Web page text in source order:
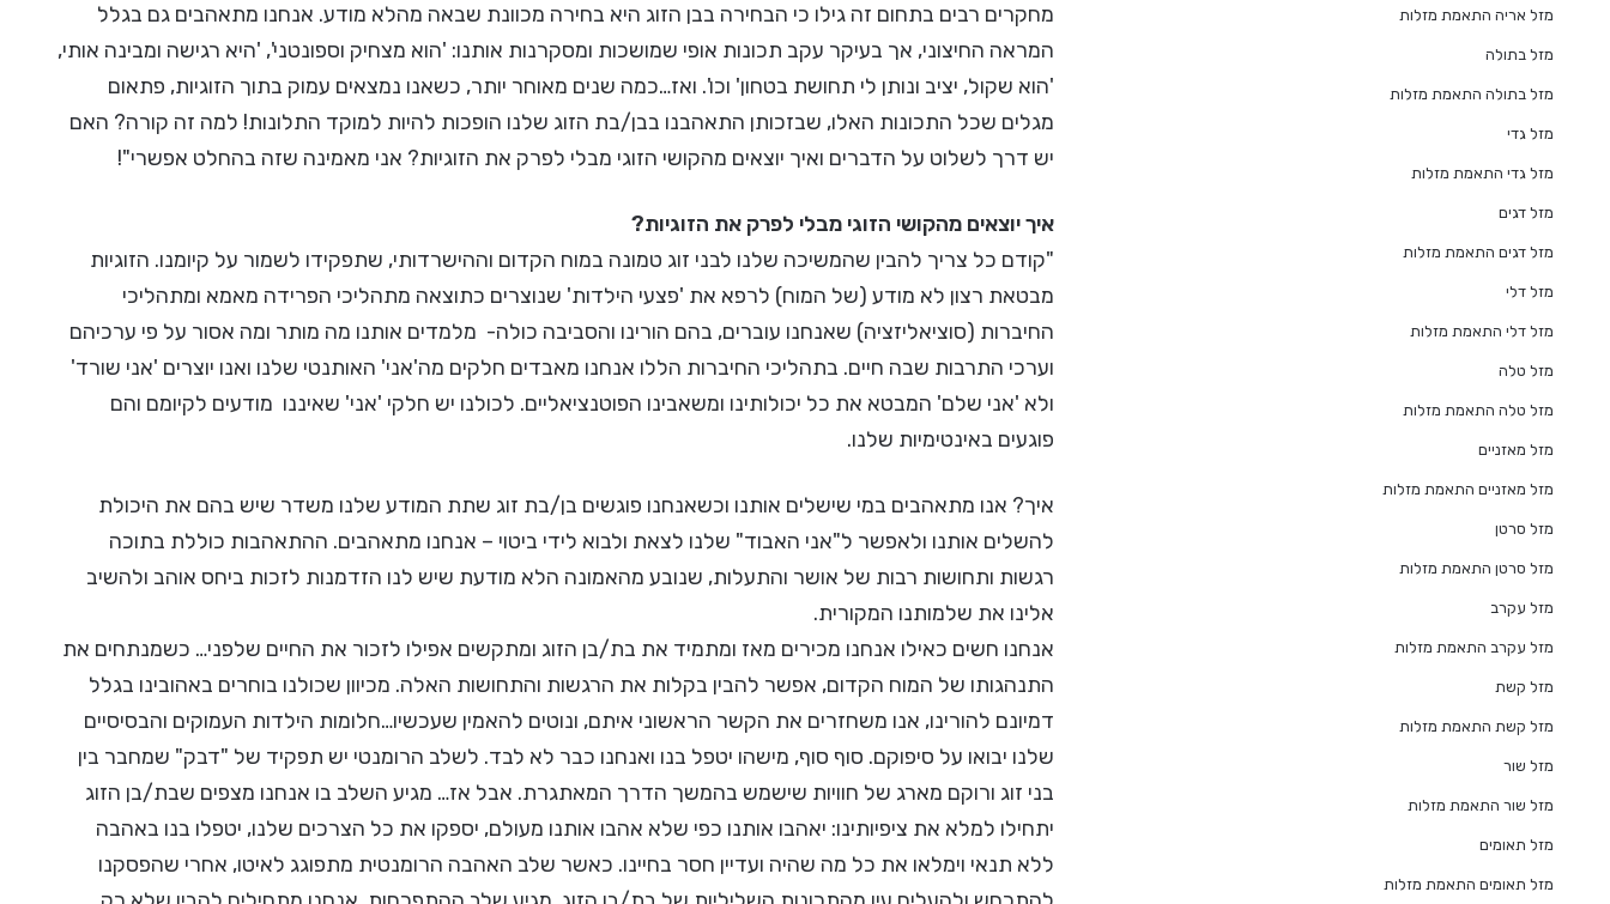
מחקרים רבים בתחום זה גילו כי הבחירה בבן הזוג היא בחירה מכוונת שבאה מהלא מודע. אנחנו מתאהבים גם בגלל
המראה החיצוני, אך בעיקר עקב תכונות אופי שמושכות ומסקרנות אותנו: 'הוא מצחיק וספונטני', 'היא רגישה ומבינה אותי,
'הוא שקול, יציב ונותן לי תחושת בטחון' וכו'. ואז…כמה שנים מאוחר יותר, כשאנו נמצאים עמוק בתוך הזוגיות, פתאום
מגלים שכל התכונות האלו, שבזכותן התאהבנו בבן/בת הזוג שלנו הופכות להיות למוקד התלונות! למה זה קורה? האם
יש דרך לשלוט על הדברים ואיך יוצאים מהקושי הזוגי מבלי לפרק את הזוגיות? אני מאמינה שזה בהחלט אפשרי"!
איך יוצאים מהקושי הזוגי מבלי לפרק את הזוגיות?
"קודם כל צריך להבין שהמשיכה שלנו לבני זוג טמונה במוח הקדום וההישרדותי, שתפקידו לשמור על קיומנו. הזוגיות
מבטאת רצון לא מודע (של המוח) לרפא את 'פצעי הילדות' שנוצרים כתוצאה מתהליכי הפרידה מאמא ומתהליכי
החיברות (סוציאליזציה) שאנחנו עוברים, בהם הורינו והסביבה כולה- מלמדים אותנו מה מותר ומה אסור על פי ערכיהם
וערכי התרבות שבה חיים. בתהליכי החיברות הללו אנחנו מאבדים חלקים מה'אני' האותנטי שלנו ואנו יוצרים 'אני שורד'
ולא 'אני שלם' המבטא את כל יכולותינו ומשאבינו הפוטנציאליים. לכולנו יש חלקי 'אני' שאיננו מודעים לקיומם והם
פוגעים באינטימיות שלנו.
איך? אנו מתאהבים במי שישלים אותנו וכשאנחנו פוגשים בן/בת זוג שתת המודע שלנו משדר שיש בהם את היכולת
להשלים אותנו ולאפשר ל"אני האבוד" שלנו לצאת ולבוא לידי ביטוי – אנחנו מתאהבים. ההתאהבות כוללת בתוכה
רגשות ותחושות רבות של אושר והתעלות, שנובע מהאמונה הלא מודעת שיש לנו הזדמנות לזכות ביחס אוהב ולהשיב
אלינו את שלמותנו המקורית.
אנחנו חשים כאילו אנחנו מכירים מאז ומתמיד את בת/בן הזוג ומתקשים אפילו לזכור את החיים שלפני… כשמנתחים את
התנהגותו של המוח הקדום, אפשר להבין בקלות את הרגשות והתחושות האלה. מכיוון שכולנו בוחרים באהובינו בגלל
דמיונם להורינו, אנו משחזרים את הקשר הראשוני איתם, ונוטים להאמין שעכשיו…חלומות הילדות העמוקים והבסיסיים
שלנו יבואו על סיפוקם. סוף סוף, מישהו יטפל בנו ואנחנו כבר לא לבד. לשלב הרומנטי יש תפקיד של "דבק" שמחבר בין
בני זוג ורוקם מארג של חוויות שישמש בהמשך הדרך המאתגרת. אבל אז… מגיע השלב בו אנחנו מצפים שבת/בן הזוג
יתחילו למלא את ציפיותינו: יאהבו אותנו כפי שלא אהבו אותנו מעולם, יספקו את כל הצרכים שלנו, יטפלו בנו באהבה
ללא תנאי וימלאו את כל מה שהיה ועדיין חסר בחיינו. כאשר שלב האהבה הרומנטית מתפוגג לאיטו, אחרי שהפסקנו
מזל אריה התאמת מזלות
מזל בתולה
מזל בתולה התאמת מזלות
מזל גדי
מזל גדי התאמת מזלות
מזל דגים
מזל דגים התאמת מזלות
מזל דלי
מזל דלי התאמת מזלות
מזל טלה
מזל טלה התאמת מזלות
מזל מאזניים
מזל מאזניים התאמת מזלות
מזל סרטן
מזל סרטן התאמת מזלות
מזל עקרב
מזל עקרב התאמת מזלות
מזל קשת
מזל קשת התאמת מזלות
מזל שור
מזל שור התאמת מזלות
מזל תאומים
מזל תאומים התאמת מזלות